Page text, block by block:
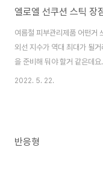
엘로엘 선쿠션 스틱 장
여름철 피부관리제품 어떤거
외선 지수가 역대 최대가 될
을 준비해 둬야 할거 같은데
고, 선크림도 있지만, 현재까
요즘, 이 두가지의 장점만을
름, 미백, 자외선 차단 이렇게
2022. 5. 22.
반응형